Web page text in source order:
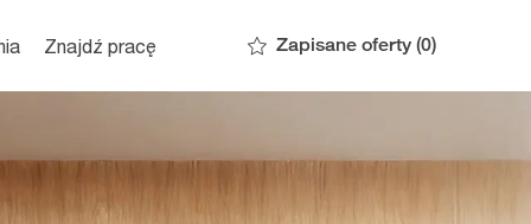
Znajdź pracę Zapisane oferty (0)